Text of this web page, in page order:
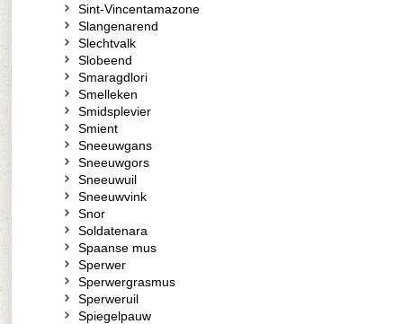
Sint-Vincentamazone
Slangenarend
Slechtvalk
Slobeend
Smaragdlori
Smelleken
Smidsplevier
Smient
Sneeuwgans
Sneeuwgors
Sneeuwuil
Sneeuwvink
Snor
Soldatenara
Spaanse mus
Sperwer
Sperwergrasmus
Sperweruil
Spiegelpauw